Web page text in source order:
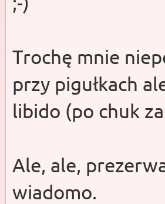
Trochę mnie
przy pigułkach
libido (po chuk
Ale, ale,
wiadomo.